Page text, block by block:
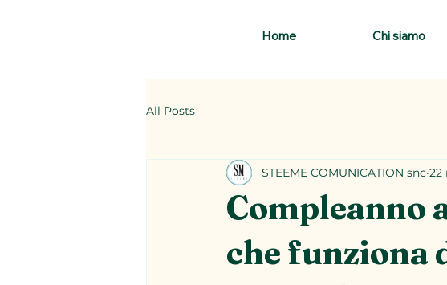
Home Chi siamo
All Posts
Compleanno
che funziona
STEEME COMUNICATION snc 22